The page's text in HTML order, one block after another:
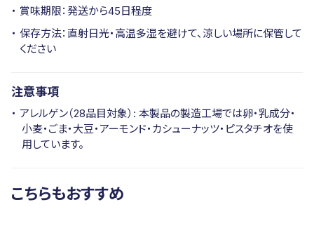
賞味期限：発送から45日程度
保存方法：直射日光・高温多湿を避けて、涼しい場所に保管して
ください
注意事項
アレルゲン（28品目対象）: 本製品の製造工場では卵・乳成分・
小麦・ごま・大豆・アーモンド・カシューナッツ・ピスタチオを使
用しています。
こちらもおすすめ